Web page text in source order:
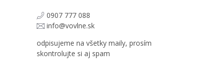
0907 777 088
info@vovlne.sk
odpisujeme na všetky maily, prosím
skontrolujte si aj spam